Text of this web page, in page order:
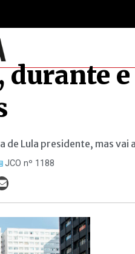
de Lula presidente, mas vai
JCO nº 1188